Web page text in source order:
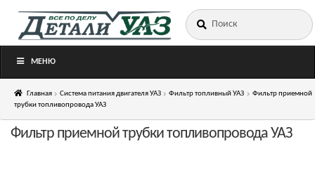
Перейти
Перейти
Искать:
МЕНЮ
Главная Система питания двигателя УАЗ Фильтр топливный УАЗ
Фильтр приемной
трубки топливопровода УАЗ
Фильтр приемной трубки топливопровода УАЗ